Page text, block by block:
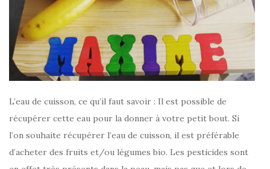
L’eau de cuisson, ce qu’il faut savoir : Il est possible de
récupérer cette eau pour la donner à votre petit bout. Si
l’on souhaite récupérer l’eau de cuisson, il est préférable
d’acheter des fruits et/ou légumes bio. Les pesticides sont